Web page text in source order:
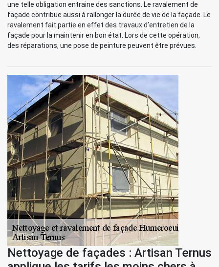
une telle obligation entraine des sanctions. Le ravalement de
façade contribue aussi à rallonger la durée de vie de la façade. Le
ravalement fait partie en effet des travaux d’entretien de la
façade pour la maintenir en bon état. Lors de cette opération,
des réparations, une pose de peinture peuvent être prévues.
Nettoyage de façades : Artisan Ternus